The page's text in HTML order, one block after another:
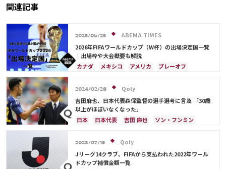
関連記事
2025/06/25
ABEMA TIMES
2026年FIFAワールドカップ（W杯）の出場決定国一覧
｜出場枠や大会概要も解説
カナダ
メキシコ アメリカ
プレーオフ
エクアドル
オーストラリア
2024/02/28
Qoly
吉田麻也、日本代表森保監督の選手選考に言及 「30歳
以上がほぼいなくなった」
日本
日本代表 吉田 麻也
ソン・フンミン
冨安 健洋
2023/07/15
Qoly
Jリーグ14クラブ、FIFAから支払われた2022年ワール
ドカップ補償金額一覧